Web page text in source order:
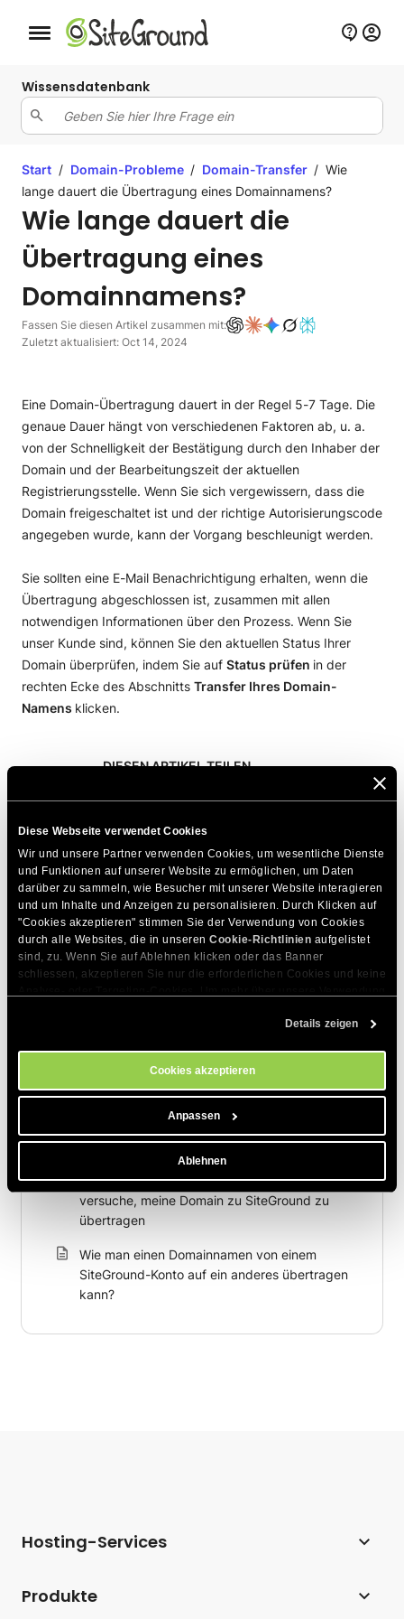
Diese Webseite verwendet Cookies
Wir und unsere Partner verwenden Cookies, um wesentliche Dienste
und Funktionen auf unserer Website zu ermöglichen, um Daten
darüber zu sammeln, wie Besucher mit unserer Website interagieren
und um Inhalte und Anzeigen zu personalisieren. Durch Klicken auf
"Cookies akzeptieren" stimmen Sie der Verwendung von Cookies
durch alle Websites, die in unseren Cookie-Richtlinien aufgelistet
sind, zu. Wenn Sie auf Ablehnen klicken oder das Banner
schliessen, akzeptieren Sie nur die erforderlichen Cookies und keine
. Sie können Ihre Cookie-Einstellungen jederzeit im
Details zeigen
Cookies akzeptieren
Anpassen
Ablehnen
Schaltfläche Mobile Navigation
Wissensdatenbank
Start / Domain-Probleme / Domain-Transfer / Wie
lange dauert die Übertragung eines Domainnamens?
Wie lange dauert die
Übertragung eines
Domainnamens?
Fassen Sie diesen Artikel zusammen mit:
Zuletzt aktualisiert: Oct 14, 2024
Eine Domain-Übertragung dauert in der Regel 5-7 Tage. Die
genaue Dauer hängt von verschiedenen Faktoren ab, u. a.
von der Schnelligkeit der Bestätigung durch den Inhaber der
Domain und der Bearbeitungszeit der aktuellen
Registrierungsstelle. Wenn Sie sich vergewissern, dass die
Domain freigeschaltet ist und der richtige Autorisierungscode
angegeben wurde, kann der Vorgang beschleunigt werden.
Sie sollten eine E-Mail Benachrichtigung erhalten, wenn die
Übertragung abgeschlossen ist, zusammen mit allen
notwendigen Informationen über den Prozess. Wenn Sie
unser Kunde sind, können Sie den aktuellen Status Ihrer
Domain überprüfen, indem Sie auf Status prüfen in der
rechten Ecke des Abschnitts Transfer Ihres Domain-
Namens klicken.
DIESEN ARTIKEL TEILEN
Zum Thema Passende Artikel
Wie schalte ich die automatische Domain-
Erneuerung ein/aus?
Wie kann ich den Domain-Transfer neu
starten, wenn er aufgrund eines falschen EPP-
Statuscodes für die Domainregistrierung
erklärt
Was sind .me Domainnamen?
Ich erhalte die Fehlermeldung 'Sie haben einen
ungültigen EPP-Code eingegeben', wenn ich
versuche, meine Domain zu SiteGround zu
übertragen
Wie man einen Domainnamen von einem
SiteGround-Konto auf ein anderes übertragen
kann?
Hosting-Services
Produkte